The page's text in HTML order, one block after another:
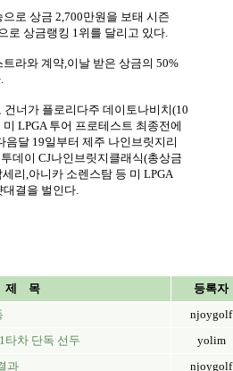
로 상금 2,700만원을 보태 시즌
로 상금랭킹 1위를 달리고 있다.
라와 계약,이날 받은 상금의 50%
건너가 플로리다주 데이토나비치(10
LPGA 투어 프로테스트 최종전에
음달 19일부터 제주 나인브릿지리
데이 CJ나인브릿지클래식(총상금
리,아니카 소렌스탐 등 미 LPGA
결을 벌인다.
제 목 등록자
njoygolf
타차 단독 선두
yolim
과
njoygolf